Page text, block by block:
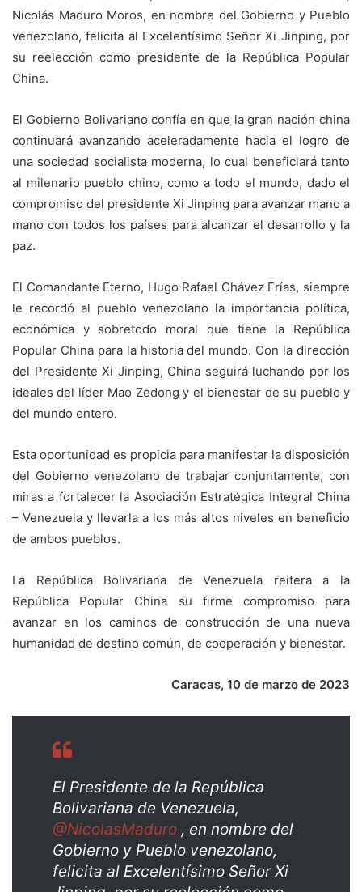
Nicolás Maduro Moros, en nombre del Gobierno y Pueblo
venezolano, felicita al Excelentísimo Señor Xi Jinping, por
su reelección como presidente de la República Popular
China.
El Gobierno Bolivariano confía en que la gran nación china
continuará avanzando aceleradamente hacia el logro de
una sociedad socialista moderna, lo cual beneficiará tanto
al milenario pueblo chino, como a todo el mundo, dado el
compromiso del presidente Xi Jinping para avanzar mano a
mano con todos los países para alcanzar el desarrollo y la
paz.
El Comandante Eterno, Hugo Rafael Chávez Frías, siempre
le recordó al pueblo venezolano la importancia política,
económica y sobretodo moral que tiene la República
Popular China para la historia del mundo. Con la dirección
del Presidente Xi Jinping, China seguirá luchando por los
ideales del líder Mao Zedong y el bienestar de su pueblo y
del mundo entero.
Esta oportunidad es propicia para manifestar la disposición
del Gobierno venezolano de trabajar conjuntamente, con
miras a fortalecer la Asociación Estratégica Integral China
– Venezuela y llevarla a los más altos niveles en beneficio
de ambos pueblos.
La República Bolivariana de Venezuela reitera a la
República Popular China su firme compromiso para
avanzar en los caminos de construcción de una nueva
humanidad de destino común, de cooperación y bienestar.
Caracas, 10 de marzo de 2023
El Presidente de la República
Bolivariana de Venezuela,
@NicolasMaduro , en nombre del
Gobierno y Pueblo venezolano,
felicita al Excelentísimo Señor Xi